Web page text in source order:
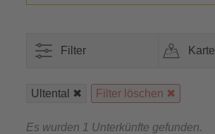
Filter Karte
Ultental Filter löschen
Es wurden 1 Unterkünfte gefunden.